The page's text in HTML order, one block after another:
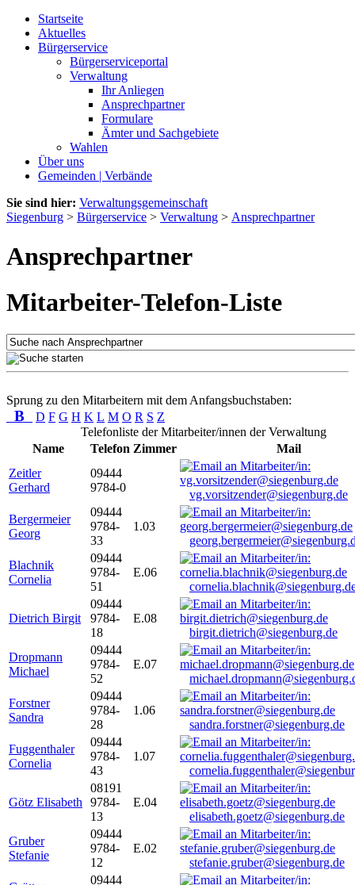
Startseite
Aktuelles
Bürgerservice
Bürgerserviceportal
Verwaltung
Ihr Anliegen
Ansprechpartner
Formulare
Ämter und Sachgebiete
Wahlen
Über uns
Gemeinden | Verbände
Sie sind hier: Verwaltungsgemeinschaft
Siegenburg > Bürgerservice > Verwaltung > Ansprechpartner
Ansprechpartner
Mitarbeiter-Telefon-Liste
Sprung zu den Mitarbeitern mit dem Anfangsbuchstaben:
B D F G H K L M O R S Z
Telefonliste der Mitarbeiter/innen der Verwaltung
Name
Telefon Zimmer
Mail
Zeitler
Gerhard
09444
9784-0
vg.vorsitzender@siegenburg.de
Bergermeier
Georg
09444
9784-
33
1.03
Blachnik
Cornelia
09444
9784-
51
E.06
Dietrich Birgit
09444
9784-
18
E.08
birgit.dietrich@siegenburg.de
Dropmann
Michael
09444
9784-
52
E.07
Forstner
Sandra
09444
9784-
28
1.06
sandra.forstner@siegenburg.de
Fuggenthaler
Cornelia
09444
9784-
43
1.07
Götz Elisabeth
08191
9784-
13
E.04
elisabeth.goetz@siegenburg.de
Gruber
Stefanie
09444
9784-
12
E.02
stefanie.gruber@siegenburg.de
09444